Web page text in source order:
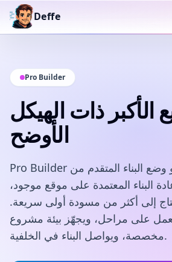
Deffe
Pro Builder
الأكبر ذات الهيكل
الأوضح
Pro Builder هو وضع البناء المتقدم من Deffe للمواقع
البناء المعتمدة على موقع موجود،
إلى أكثر من مسودة أولى سريعة.
على مراحل، ويجهّز بيئة مشروع
مخصصة، ويواصل البناء في الخلفية.